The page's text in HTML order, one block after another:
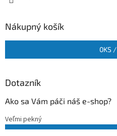
Nákupný košík
0KS /
Dotazník
Ako sa Vám páči náš e-shop?
Veľmi pekný